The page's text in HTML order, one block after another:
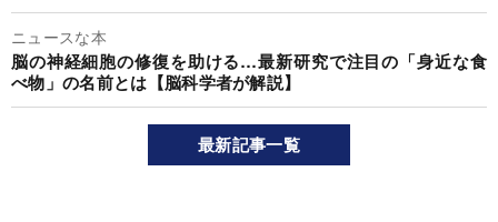
ニュースな本
脳の神経細胞の修復を助ける…最新研究で注目の「身近な食
べ物」の名前とは【脳科学者が解説】
最新記事一覧